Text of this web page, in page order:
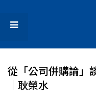
從「公司併購論」
│耿榮水